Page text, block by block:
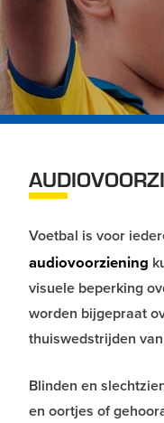
Voetbal is voor
audiovoorziening
visuele beperking
worden bijgepraat
thuiswedstrijden
Blinden en
en oortjes of